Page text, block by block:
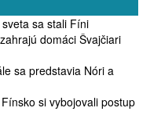
sa stali Fíni
domáci Švajčiari
sa predstavia Nóri a
si vybojovali postup